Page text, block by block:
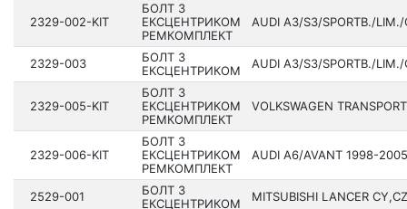
2329-002-KIT
БОЛТ З
ЕКСЦЕНТРИКОМ
РЕМКОМПЛЕКТ
AUDI A3/S3/SPORTB./
2329-003
БОЛТ З
ЕКСЦЕНТРИКОМ
AUDI A3/S3/SPORTB./
2329-005-KIT
БОЛТ З
ЕКСЦЕНТРИКОМ
РЕМКОМПЛЕКТ
VOLKSWAGEN
2329-006-KIT
БОЛТ З
ЕКСЦЕНТРИКОМ
РЕМКОМПЛЕКТ
AUDI A6/AVANT 1998-
2529-001
БОЛТ З
ЕКСЦЕНТРИКОМ
MITSUBISHI LANCER